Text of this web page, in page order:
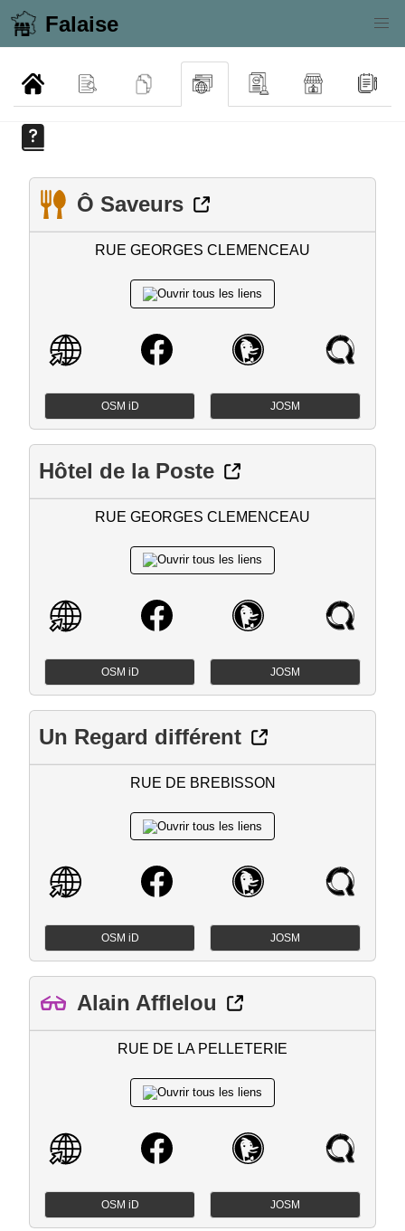
Falaise
Ô Saveurs
RUE GEORGES CLEMENCEAU
OSM iD JOSM
Hôtel de la Poste
RUE GEORGES CLEMENCEAU
OSM iD JOSM
Un Regard différent
RUE DE BREBISSON
OSM iD JOSM
Alain Afflelou
RUE DE LA PELLETERIE
OSM iD JOSM